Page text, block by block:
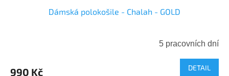
Dámská polokošile - Chalah - GOLD
5 pracovních dní
990 Kč DETAIL